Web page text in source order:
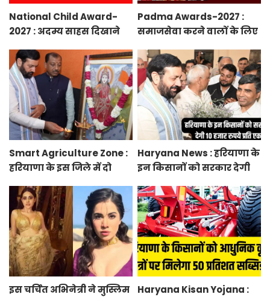
National Child Award-
2027 : अदम्य साहस दिखाने
प्रधानमंत्री राष्ट्रीय बाल
पुरस्कार-2027, ऐसे करें
आवेदन
Padma Awards-2027 :
समाजसेवा करने वालों के लिए
निकाले पद्म पुरस्कार-2027 के
लिए आवेदन
Smart Agriculture Zone :
हरियाणा के इस जिले में दो
एग्रीकल्चर जोन
Haryana News : हरियाणा के
इन किसानों को सरकार देगी
सीएम सैनी की घोषणा
इस चर्चित अभिनेत्री ने मुस्लिम
Haryana Kisan Yojana :